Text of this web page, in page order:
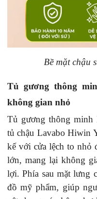
Bề mặt chậu
Tủ gương thông
không gian nhỏ
Tủ gương thông minh
tủ chậu Lavabo Hiwin
kế với cửa lệch to nhỏ
lớn, mang lại không
lợi. Phía sau mặt lưng
đồ mỹ phẩm, giúp